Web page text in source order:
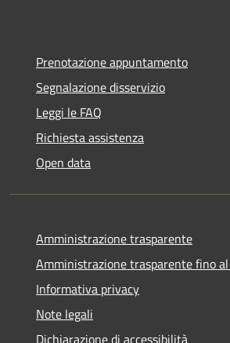
Prenotazione appuntamento
Segnalazione disservizio
Leggi le FAQ
Richiesta assistenza
Open data
Amministrazione trasparente
Amministrazione trasparente fino
Informativa privacy
Note legali
Dichiarazione di accessibilità